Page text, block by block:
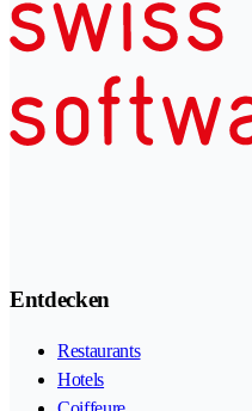
Entdecken
Restaurants
Hotels